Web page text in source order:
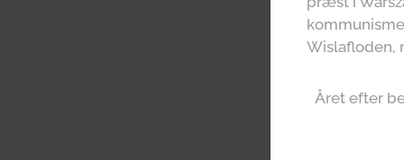
Wislafloden,
Året efter